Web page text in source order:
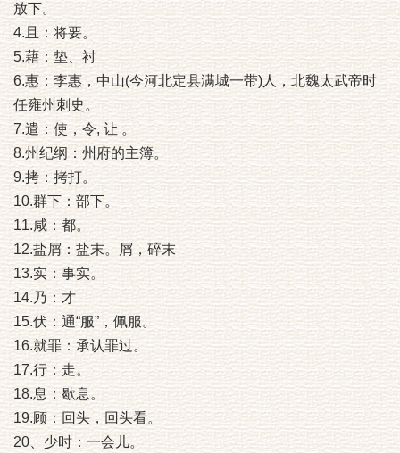
放下。
4.且：将要。
5.藉：垫、衬
6.惠：李惠，中山(今河北定县满城一带)人，北魏太武帝时
任雍州刺史。
7.遣：使，令, 让 。
8.州纪纲：州府的主簿。
9.拷：拷打。
10.群下：部下。
11.咸：都。
12.盐屑：盐末。屑，碎末
13.实：事实。
14.乃：才
15.伏：通“服”，佩服。
16.就罪：承认罪过。
17.行：走。
18.息：歇息。
19.顾：回头，回头看。
20、少时：一会儿。